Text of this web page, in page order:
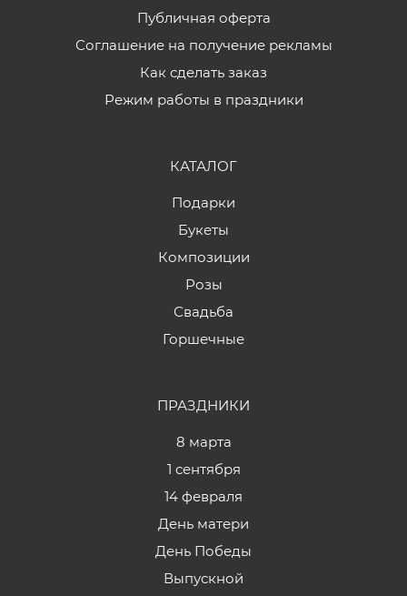
Публичная оферта
Соглашение на получение рекламы
Как сделать заказ
Режим работы в праздники
КАТАЛОГ
Подарки
Букеты
Композиции
Розы
Свадьба
Горшечные
ПРАЗДНИКИ
8 марта
1 сентября
14 февраля
День матери
День Победы
Выпускной